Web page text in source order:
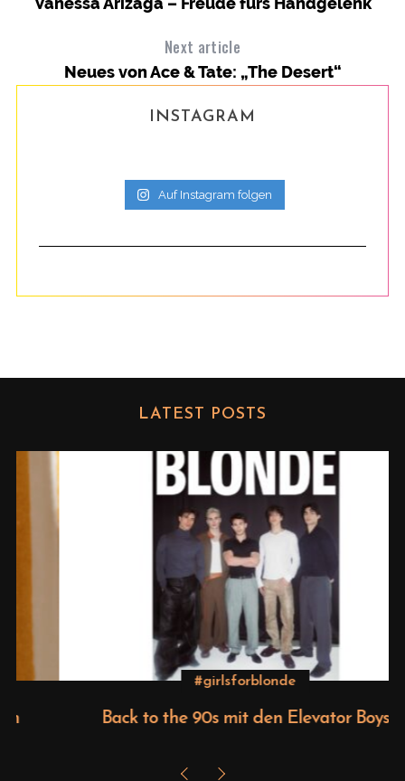
Next article
Neues von Ace & Tate: „The Desert“
INSTAGRAM
Auf Instagram folgen
LATEST POSTS
#girlsforblonde
Back to the 90s mit den Elevator Boys